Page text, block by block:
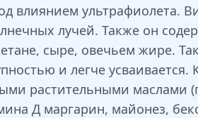
влиянием ультрафиолета.
лучей. Также он
сыре, овечьем жире.
и легче
растительными маслами
Д маргарин, майонез,